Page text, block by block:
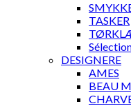
TASKER
DESIGNERE
AMES
BEAU